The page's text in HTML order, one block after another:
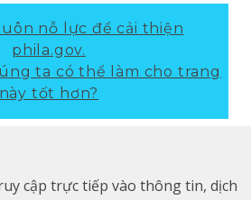
nỗ lực để cải thiện
phila.gov.
ta có thể làm cho trang
này tốt hơn?
cập trực tiếp vào thông tin, dịch